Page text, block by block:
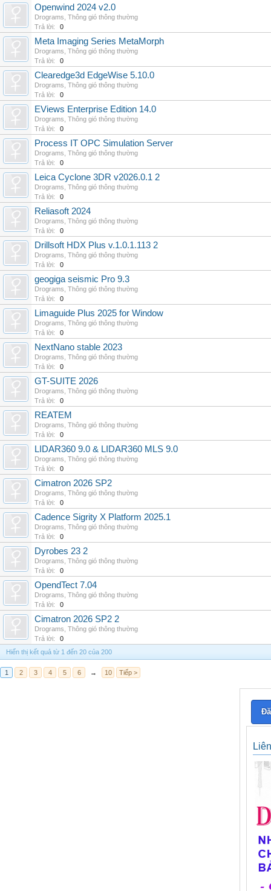
Openwind 2024 v2.0
Drograms Thông gió thông thường
Trả lời:
0
Meta Imaging Series MetaMorph
Drograms Thông gió thông thường
Trả lời:
0
Clearedge3d EdgeWise 5.10.0
Drograms Thông gió thông thường
Trả lời:
0
EViews Enterprise Edition 14.0
Drograms Thông gió thông thường
Trả lời:
0
Process IT OPC Simulation Server
Drograms Thông gió thông thường
Trả lời:
0
Leica Cyclone 3DR v2026.0.1 2
Drograms Thông gió thông thường
Trả lời:
0
Reliasoft 2024
Drograms Thông gió thông thường
Trả lời:
0
Drillsoft HDX Plus v.1.0.1.113 2
Drograms Thông gió thông thường
Trả lời:
0
geogiga seismic Pro 9.3
Drograms Thông gió thông thường
Trả lời:
0
Limaguide Plus 2025 for Window
Drograms Thông gió thông thường
Trả lời:
0
NextNano stable 2023
Drograms Thông gió thông thường
Trả lời:
0
GT-SUITE 2026
Drograms Thông gió thông thường
Trả lời:
0
REATEM
Drograms Thông gió thông thường
Trả lời:
0
LIDAR360 9.0 & LIDAR360 MLS 9.0
Drograms Thông gió thông thường
Trả lời:
0
Cimatron 2026 SP2
Drograms Thông gió thông thường
Trả lời:
0
Cadence Sigrity X Platform 2025.1
Drograms Thông gió thông thường
Trả lời:
0
Dyrobes 23 2
Drograms Thông gió thông thường
Trả lời:
0
OpendTect 7.04
Drograms Thông gió thông thường
Trả lời:
0
Cimatron 2026 SP2 2
Drograms Thông gió thông thường
Trả lời:
0
Hiển thị kết quả từ 1 đến 20 của 200
1 2 3 4 5 6 → 10 Tiếp >